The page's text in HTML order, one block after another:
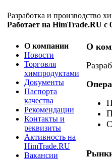
Разработка и производство
Работает на HimTrade.RU с
О компании
Новости
Торговля
химпродуктами
Документы
Паспорта
качества
Рекомендации
Контакты и
реквизиты
Активность на
HimTrade.RU
Вакансии
О